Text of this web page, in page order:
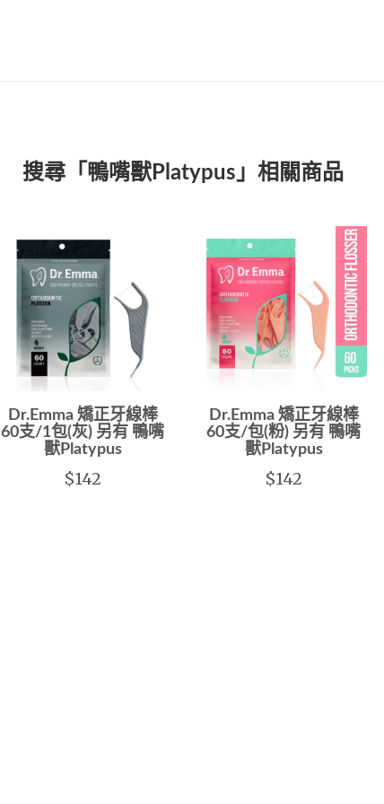
搜尋「鴨嘴獸Platypus」相關商品
Dr.Emma 矯正牙線棒
60支/1包(灰) 另有 鴨嘴
獸Platypus
$142
Dr.Emma 矯正牙線棒
60支/包(粉) 另有 鴨嘴
獸Platypus
$142